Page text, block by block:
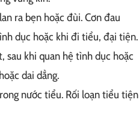
ra bẹn hoặc đùi. Cơn đau
dục hoặc khi đi tiểu, đại tiện.
sau khi quan hệ tình dục hoặc
dai dẳng.
nước tiểu. Rối loạn tiểu tiện